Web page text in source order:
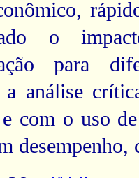
o
para
a análise
com o uso
desempenho,